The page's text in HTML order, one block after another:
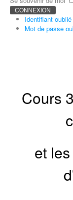
CONNEXION
Identifiant
Mot de passe
Cours
et